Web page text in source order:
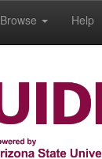
Browse Help